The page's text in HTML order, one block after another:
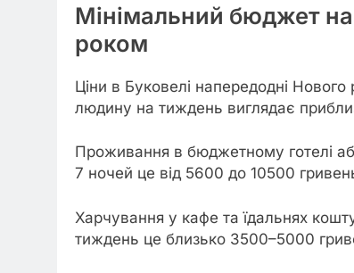
Мінімальний бюджет
роком
Ціни в Буковелі напередодні
людину на тиждень виглядає
Проживання в бюджетному готелі
7 ночей це від 5600 до 10500
Харчування у кафе та їдальнях
тиждень це близько 3500–5000